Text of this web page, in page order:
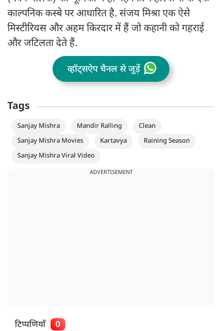
काल्पनिक कस्बे पर आधारित है. संजय मिश्रा एक ऐसे
मिस्टीरियस और अहम किरदार में हैं जो कहानी को गहराई
और जटिलता देते हैं.
व्हॉट्सऐप चैनल से जुड़ें
Tags
Sanjay Mishra Mandir Ralling
Clean
Sanjay Mishra Movies
Kartavya
Raining Season
Sanjay Mishra Viral Video
ADVERTISEMENT
टिप्पणियाँ 0